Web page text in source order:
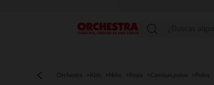
Menú
Orchestra Kids Niño Ropa Camisas,polos Polos